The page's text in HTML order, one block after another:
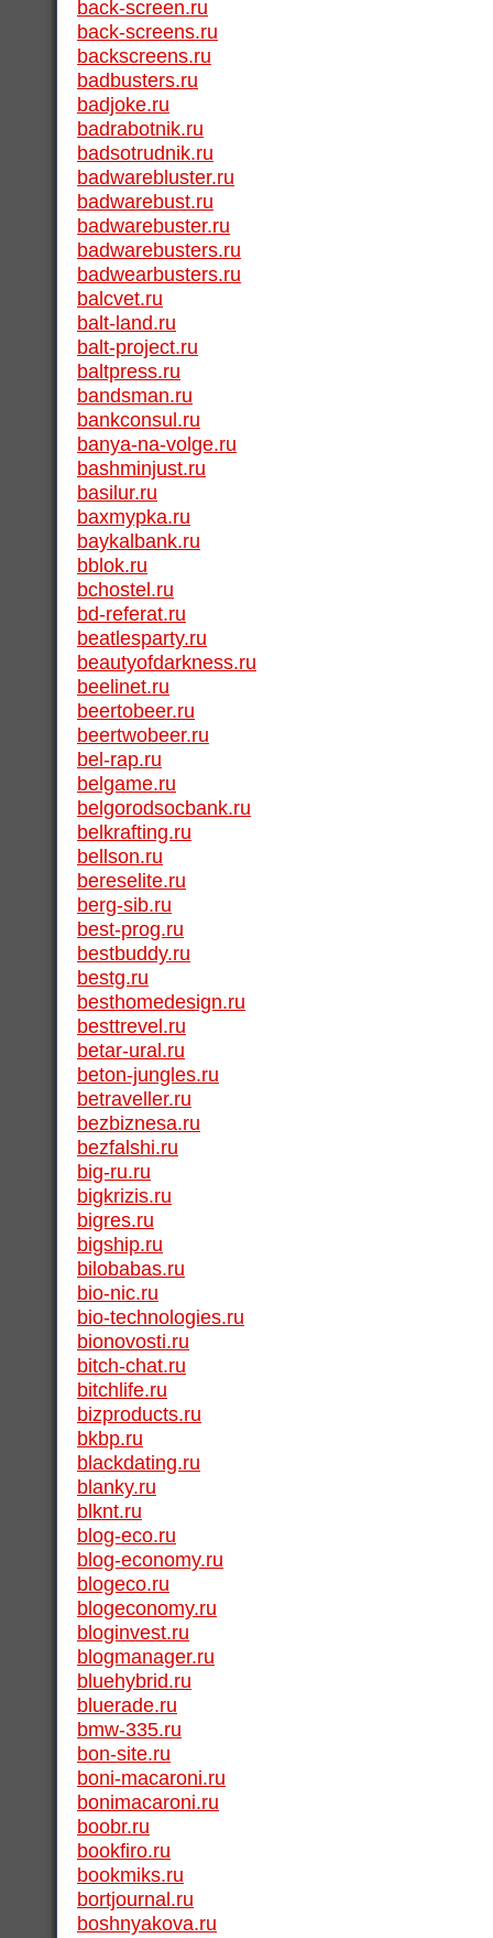
back-screen.ru
back-screens.ru
backscreens.ru
badbusters.ru
badjoke.ru
badrabotnik.ru
badsotrudnik.ru
badwarebluster.ru
badwarebust.ru
badwarebuster.ru
badwarebusters.ru
badwearbusters.ru
balcvet.ru
balt-land.ru
balt-project.ru
baltpress.ru
bandsman.ru
bankconsul.ru
banya-na-volge.ru
bashminjust.ru
basilur.ru
baxmypka.ru
baykalbank.ru
bblok.ru
bchostel.ru
bd-referat.ru
beatlesparty.ru
beautyofdarkness.ru
beelinet.ru
beertobeer.ru
beertwobeer.ru
bel-rap.ru
belgame.ru
belgorodsocbank.ru
belkrafting.ru
bellson.ru
bereselite.ru
berg-sib.ru
best-prog.ru
bestbuddy.ru
bestg.ru
besthomedesign.ru
besttrevel.ru
betar-ural.ru
beton-jungles.ru
betraveller.ru
bezbiznesa.ru
bezfalshi.ru
big-ru.ru
bigkrizis.ru
bigres.ru
bigship.ru
bilobabas.ru
bio-nic.ru
bio-technologies.ru
bionovosti.ru
bitch-chat.ru
bitchlife.ru
bizproducts.ru
bkbp.ru
blackdating.ru
blanky.ru
blknt.ru
blog-eco.ru
blog-economy.ru
blogeco.ru
blogeconomy.ru
bloginvest.ru
blogmanager.ru
bluehybrid.ru
bluerade.ru
bmw-335.ru
bon-site.ru
boni-macaroni.ru
bonimacaroni.ru
boobr.ru
bookfiro.ru
bookmiks.ru
bortjournal.ru
boshnyakova.ru